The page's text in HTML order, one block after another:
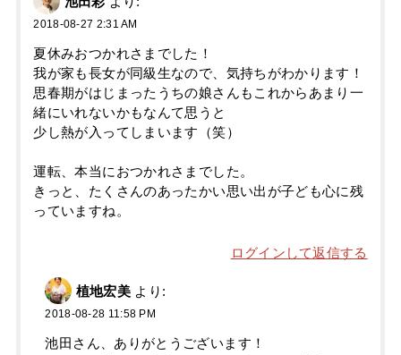
2018-08-27 2:31 AM
夏休みおつかれさまでした！
我が家も長女が同級生なので、気持ちがわかります！
思春期がはじまったうちの娘さんもこれからあまり一
緒にいれないかもなんて思うと
少し熱が入ってしまいます（笑）
運転、本当におつかれさまでした。
きっと、たくさんのあったかい思い出が子ども心に残
っていますね。
ログインして返信する
植地宏美 より:
2018-08-28 11:58 PM
池田さん、ありがとうございます！